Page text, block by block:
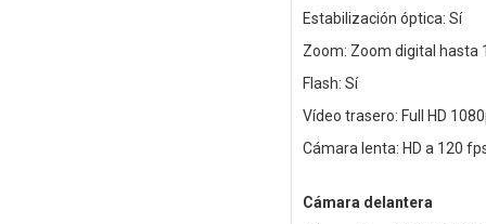
Estabilización óptica: Sí
Zoom: Zoom digital hasta
Flash: Sí
Vídeo trasero: Full HD
Cámara lenta: HD a 120
Cámara delantera